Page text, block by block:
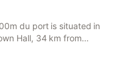
du port is situated in
Hall, 34 km from
and 35 km from La Mosson